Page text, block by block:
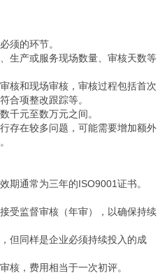
须的环节。
生产或服务现场数量、审核天数等
核和现场审核，审核过程包括首次
合项整改跟踪等。
千元至数万元之间。
存在较多问题，可能需要增加额外
期通常为三年的ISO9001证书。
受监督审核（年审），以确保持续
但同样是企业必须持续投入的成
核，费用相当于一次初评。